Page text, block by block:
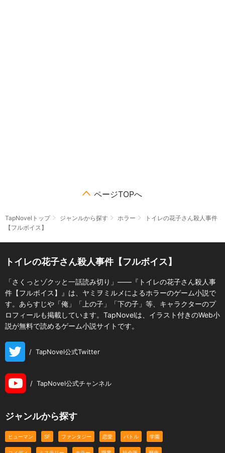
ページTOPへ
TapNovelトップ ジャンルから探す ホラー
トイレの花子さん殺人事件
【フルボイス】
トイレの花子さん殺人事件【フルボイス】
「さくっとゾクッと一話読み切り」――『トイレの花子さん殺人事
件【フルボイス】』は、ヤミヲミルメによるホラーのゲーム小説で
す。あらすじや「俺」「上の子」「下の子」等、キャラクターのプ
ロフィールも掲載しています。TapNovelは、イラスト付きのWeb小
説が無料で読めるゲーム小説サイトです。
/ TapNovel公式Twitter
/ TapNovel公式チャンネル
ジャンルから探す
ヒューマン SF ファンタジー 恋愛 バトル 学園